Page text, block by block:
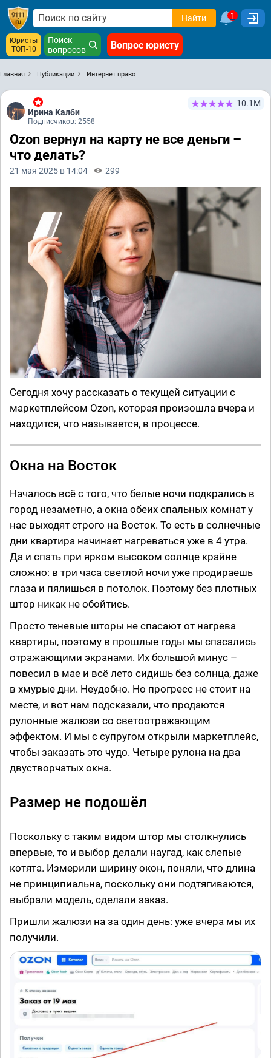
Найти 1
Юристы
ТОП-10
Поиск
вопросов
Вопрос юристу
Главная Публикации Интернет право
Ирина Калби
Подписчиков: 2558
10.1М
Ozon вернул на карту не все деньги –
что делать?
21 мая 2025 в 14:04 299
Сегодня хочу рассказать о текущей ситуации с
маркетплейсом Ozon, которая произошла вчера и
находится, что называется, в процессе.
Окна на Восток
Началось всё с того, что белые ночи подкрались в
город незаметно, а окна обеих спальных комнат у
нас выходят строго на Восток. То есть в солнечные
дни квартира начинает нагреваться уже в 4 утра.
Да и спать при ярком высоком солнце крайне
сложно:­ в три часа светлой ночи уже продираешь
глаза и пялишься в потолок. Поэтому без плотных
штор никак не обойтись.
Просто теневые шторы не спасают от нагрева
квартиры, поэтому в прошлые годы мы спасались
отражающими экранами. Их большой минус –
повесил в мае и всё лето сидишь без солнца, даже
в хмурые дни. Неудобно. Но прогресс не стоит на
месте, и вот нам подсказали, что продаются
рулонные жалюзи со светоотражающим
эффектом. И мы с супругом открыли маркетплейс,
чтобы заказать это чудо. Четыре рулона на два
двустворчатых окна.
Размер не подошёл
Поскольку с таким видом штор мы столкнулись
впервые, то и выбор делали наугад, как слепые
котята. Измерили ширину окон, поняли, что длина
не принципиальна, поскольку они подтягиваются,
выбрали модель, сделали заказ.
Пришли жалюзи на за один день: уже вчера мы их
получили.